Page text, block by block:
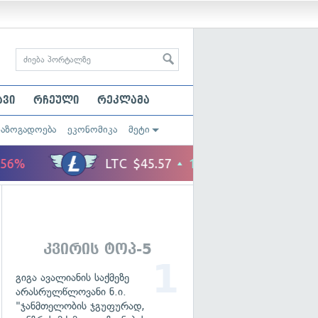
რჩეული რეკლამა
ეკონომიკა მეტი
კვირის ტოპ-5
გიგა ავალიანის საქმეზე
არასრულწლოვანი ნ.ი.
"ჯანმთელობის ჯგუფურად,